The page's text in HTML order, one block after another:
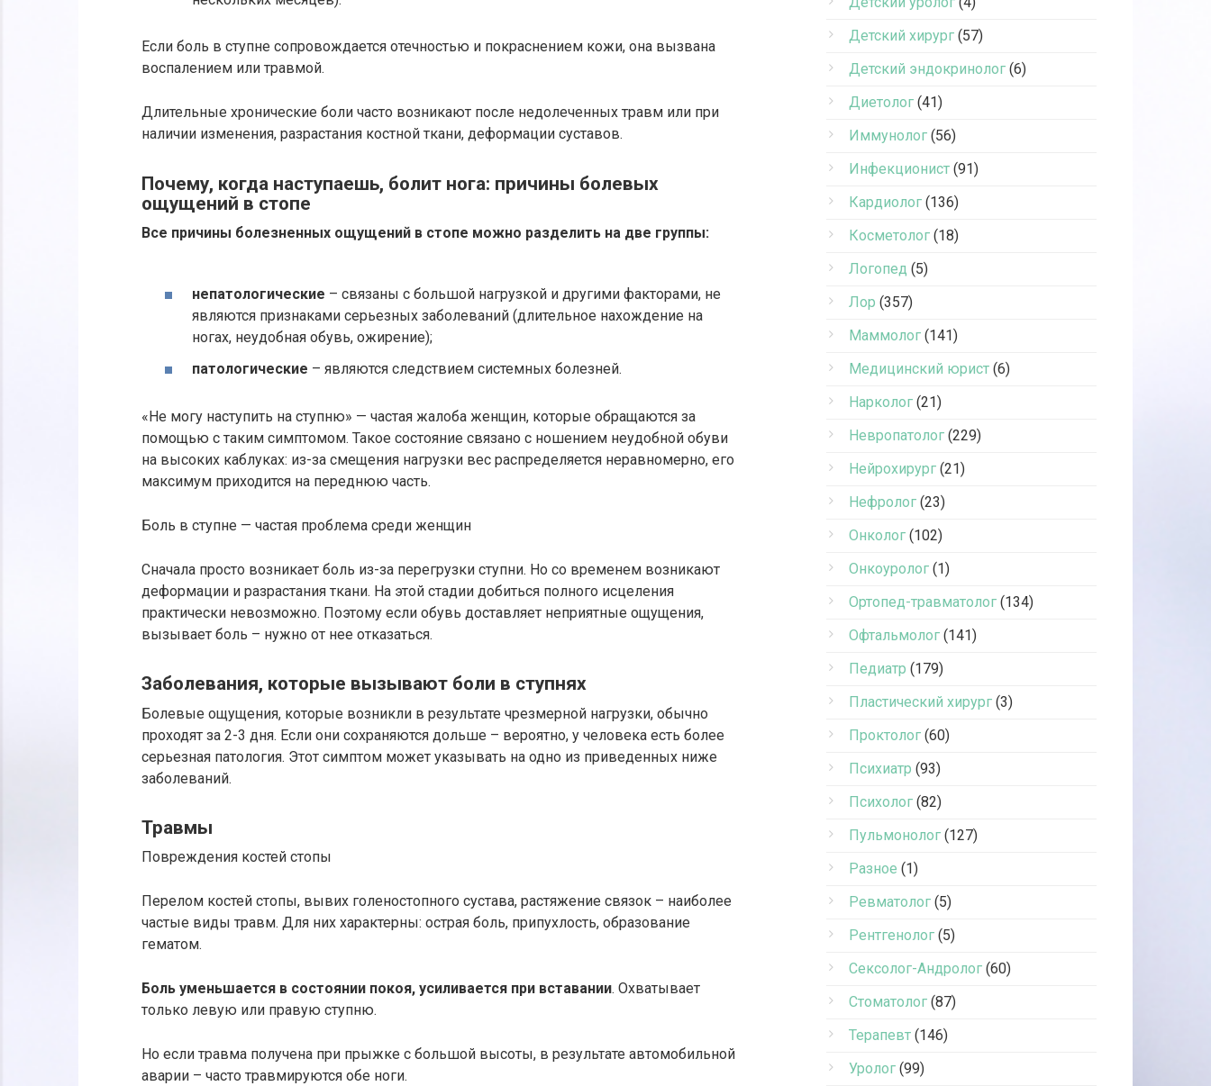
Если боль в ступне сопровождается отечностью и покраснением кожи, она вызвана
воспалением или травмой.
Длительные хронические боли часто возникают после недолеченных травм или при
наличии изменения, разрастания костной ткани, деформации суставов.
Почему, когда наступаешь, болит нога: причины болевых
ощущений в стопе
Все причины болезненных ощущений в стопе можно разделить на две группы:
непатологические – связаны с большой нагрузкой и другими факторами, не
являются признаками серьезных заболеваний (длительное нахождение на
ногах, неудобная обувь, ожирение);
патологические – являются следствием системных болезней.
«Не могу наступить на ступню» — частая жалоба женщин, которые обращаются за
помощью с таким симптомом. Такое состояние связано с ношением неудобной обуви
на высоких каблуках: из-за смещения нагрузки вес распределяется неравномерно, его
максимум приходится на переднюю часть.
Боль в ступне — частая проблема среди женщин
Сначала просто возникает боль из-за перегрузки ступни. Но со временем возникают
деформации и разрастания ткани. На этой стадии добиться полного исцеления
практически невозможно. Поэтому если обувь доставляет неприятные ощущения,
вызывает боль – нужно от нее отказаться.
Заболевания, которые вызывают боли в ступнях
Болевые ощущения, которые возникли в результате чрезмерной нагрузки, обычно
проходят за 2-3 дня. Если они сохраняются дольше – вероятно, у человека есть более
серьезная патология. Этот симптом может указывать на одно из приведенных ниже
заболеваний.
Травмы
Повреждения костей стопы
Перелом костей стопы, вывих голеностопного сустава, растяжение связок – наиболее
частые виды травм. Для них характерны: острая боль, припухлость, образование
гематом.
Боль уменьшается в состоянии покоя, усиливается при вставании. Охватывает
только левую или правую ступню.
Но если травма получена при прыжке с большой высоты, в результате автомобильной
аварии – часто травмируются обе ноги.
Детский хирург (57)
Детский эндокринолог (6)
Диетолог (41)
Иммунолог (56)
Инфекционист (91)
Кардиолог (136)
Косметолог (18)
Логопед (5)
Лор (357)
Маммолог (141)
Медицинский юрист (6)
Нарколог (21)
Невропатолог (229)
Нейрохирург (21)
Нефролог (23)
Онколог (102)
Онкоуролог (1)
Ортопед-травматолог (134)
Офтальмолог (141)
Педиатр (179)
Пластический хирург (3)
Проктолог (60)
Психиатр (93)
Психолог (82)
Пульмонолог (127)
Разное (1)
Ревматолог (5)
Рентгенолог (5)
Сексолог-Андролог (60)
Стоматолог (87)
Терапевт (146)
Уролог (99)